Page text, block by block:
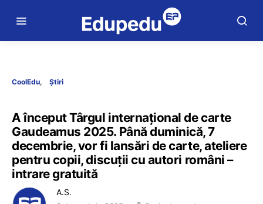
CoolEdu Știri
A început Târgul internațional de carte
Gaudeamus 2025. Până duminică, 7
decembrie, vor fi lansări de carte, ateliere
pentru copii, discuții cu autori români –
intrare gratuită
A.S.